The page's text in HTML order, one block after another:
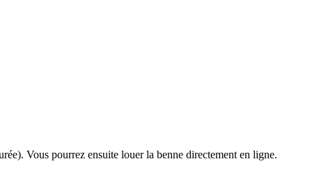
Vous pourrez ensuite louer la benne directement en ligne.